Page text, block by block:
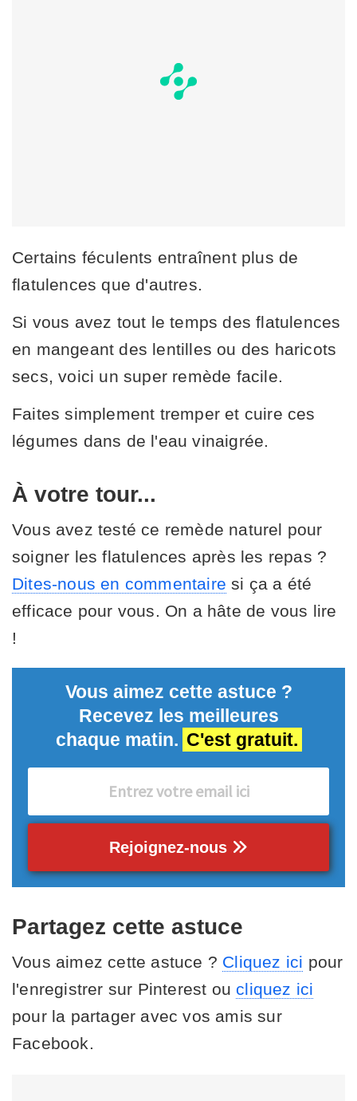
Certains féculents entraînent plus de
flatulences que d'autres.
Si vous avez tout le temps des flatulences
en mangeant des lentilles ou des haricots
secs, voici un super remède facile.
Faites simplement tremper et cuire ces
légumes dans de l'eau vinaigrée.
À votre tour...
Vous avez testé ce remède naturel pour
soigner les flatulences après les repas ?
Dites-nous en commentaire si ça a été
efficace pour vous. On a hâte de vous lire
!
Vous aimez cette astuce ?
Recevez les meilleures
chaque matin. C'est gratuit.
Rejoignez-nous
Partagez cette astuce
Vous aimez cette astuce ? Cliquez ici pour
l'enregistrer sur Pinterest ou cliquez ici
pour la partager avec vos amis sur
Facebook.